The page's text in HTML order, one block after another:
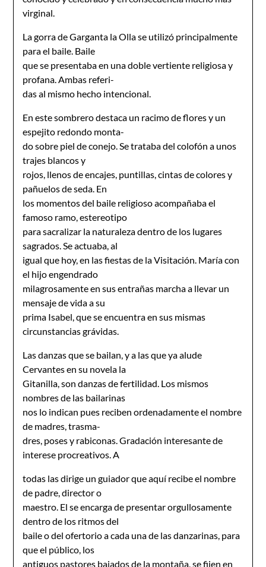
virginal.
La gorra de Garganta la Olla se utilizó principalmente
para el baile. Baile
que se presentaba en una doble vertiente religiosa y
profana. Ambas referi-
das al mismo hecho intencional.
En este sombrero destaca un racimo de flores y un
espejito redondo monta-
do sobre piel de conejo. Se trataba del colofón a unos
trajes blancos y
rojos, llenos de encajes, puntillas, cintas de colores y
pañuelos de seda. En
los momentos del baile religioso acompañaba el
famoso ramo, estereotipo
para sacralizar la naturaleza dentro de los lugares
sagrados. Se actuaba, al
igual que hoy, en las fiestas de la Visitación. María con
el hijo engendrado
milagrosamente en sus entrañas marcha a llevar un
mensaje de vida a su
prima Isabel, que se encuentra en sus mismas
circunstancias grávidas.
Las danzas que se bailan, y a las que ya alude
Cervantes en su novela la
Gitanilla, son danzas de fertilidad. Los mismos
nombres de las bailarinas
nos lo indican pues reciben ordenadamente el nombre
de madres, trasma-
dres, poses y rabiconas. Gradación interesante de
interese procreativos. A
todas las dirige un guiador que aquí recibe el nombre
de padre, director o
maestro. El se encarga de presentar orgullosamente
dentro de los ritmos del
baile o del ofertorio a cada una de las danzarinas, para
que el público, los
antiguos pastores bajados de la montaña, se fijen en